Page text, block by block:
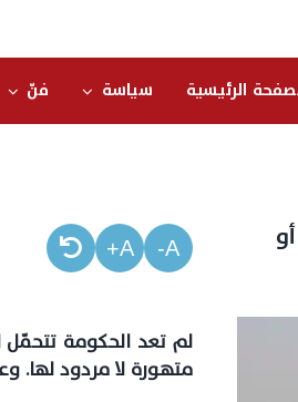
الرئيسية سياسة فنّ
A-
A+
متهورة لا مردود لها.